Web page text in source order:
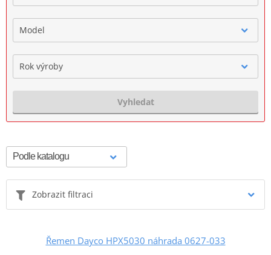
Model
Rok výroby
Vyhledat
Zobrazit filtraci
Řemen Dayco HPX5030 náhrada 0627-033